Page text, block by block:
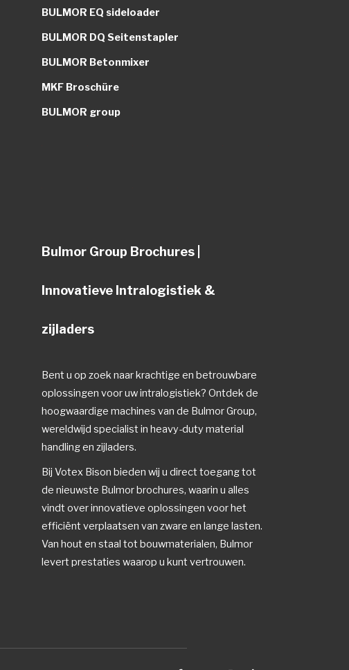
BULMOR EQ sideloader
BULMOR DQ Seitenstapler
BULMOR Betonmixer
MKF Broschüre
BULMOR group
Bulmor Group Brochures |
Innovatieve Intralogistiek &
zijladers
Bent u op zoek naar krachtige en betrouwbare
oplossingen voor uw intralogistiek? Ontdek de
hoogwaardige machines van de Bulmor Group,
wereldwijd specialist in heavy-duty material
handling en zijladers.
Bij Votex Bison bieden wij u direct toegang tot
de nieuwste Bulmor brochures, waarin u alles
vindt over innovatieve oplossingen voor het
efficiënt verplaatsen van zware en lange lasten.
Van hout en staal tot bouwmaterialen, Bulmor
levert prestaties waarop u kunt vertrouwen.